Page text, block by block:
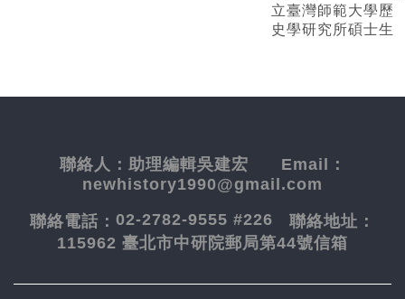
立臺灣師範大學歷
史學研究所碩士生
聯絡人： 助理編輯吳建宏 Email：
newhistory1990@gmail.com
聯絡電話： 02-2782-9555 #226 聯絡地址：
115962 臺北市中研院郵局第44號信箱